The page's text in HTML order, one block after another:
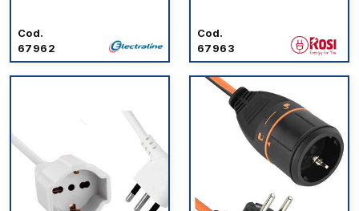
Cod.
67962
Cod.
67963